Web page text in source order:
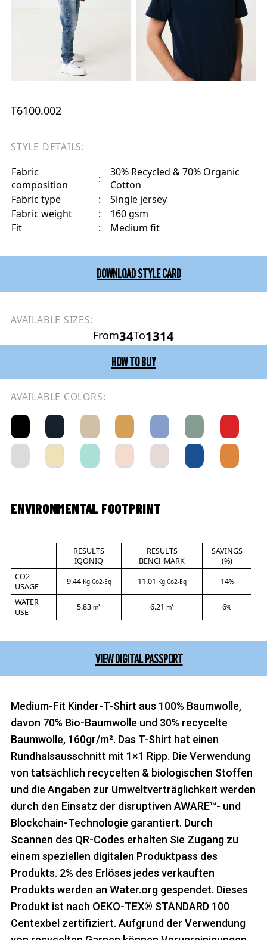
T6100.002
STYLE DETAILS:
Fabric
composition
:
30% Recycled & 70% Organic
Cotton
Fabric type
:
Single jersey
Fabric weight
:
160 gsm
Fit
: Medium fit
DOWNLOAD STYLE CARD
AVAILABLE SIZES:
From34To1314
HOW TO BUY
AVAILABLE COLORS:
ENVIRONMENTAL FOOTPRINT
RESULTS
IQONIQ
RESULTS
BENCHMARK
SAVINGS
(%)
CO2
USAGE
9.44 Kg Co2-Eq 11.01 Kg Co2-Eq 14%
WATER
USE
5.83 m³ 6.21 m³ 6%
VIEW DIGITAL PASSPORT
Medium-Fit Kinder-T-Shirt aus 100% Baumwolle,
davon 70% Bio-Baumwolle und 30% recycelte
Baumwolle, 160gr/m². Das T-Shirt hat einen
Rundhalsausschnitt mit 1×1 Ripp. Die Verwendung
von tatsächlich recycelten & biologischen Stoffen
und die Angaben zur Umweltverträglichkeit werden
durch den Einsatz der disruptiven AWARE™- und
Blockchain-Technologie garantiert. Durch
Scannen des QR-Codes erhalten Sie Zugang zu
einem speziellen digitalen Produktpass des
Produkts. 2% des Erlöses jedes verkauften
Produkts werden an Water.org gespendet. Dieses
Produkt ist nach OEKO-TEX® STANDARD 100
Centexbel zertifiziert. Aufgrund der Verwendung